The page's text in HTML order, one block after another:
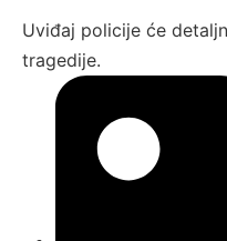
Uviđaj policije će
tragedije.